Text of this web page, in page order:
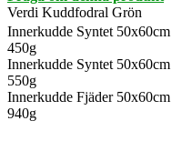
Verdi Kuddfodral Grön
Innerkudde Syntet 50x60cm
450g
Innerkudde Syntet 50x60cm
550g
Innerkudde Fjäder 50x60cm
940g